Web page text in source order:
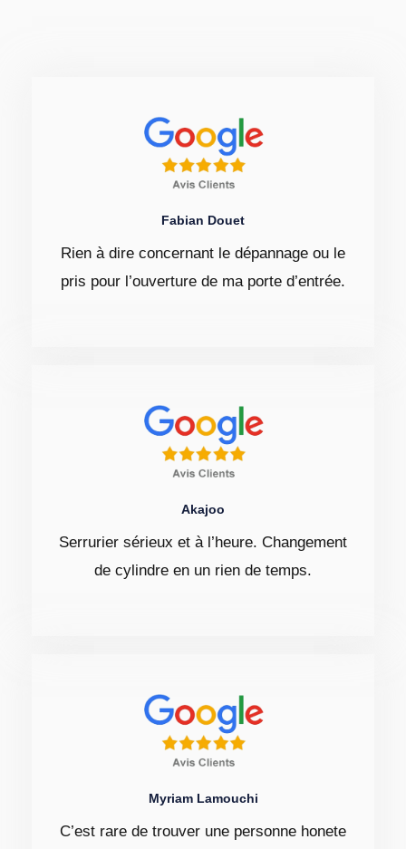
Fabian Douet
Rien à dire concernant le dépannage ou le
pris pour l’ouverture de ma porte d’entrée.
Akajoo
Serrurier sérieux et à l’heure. Changement
de cylindre en un rien de temps.
Myriam Lamouchi
C’est rare de trouver une personne honete